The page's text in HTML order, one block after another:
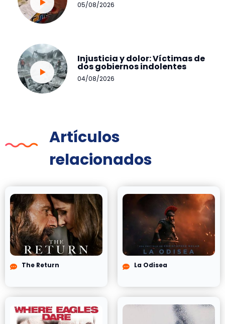
05/08/2026
Injusticia y dolor: Víctimas de
dos gobiernos indolentes
04/08/2026
Artículos
relacionados
The Return La Odisea